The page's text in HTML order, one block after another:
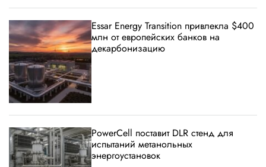
Essar Energy Transition привлекла $400
млн от европейских банков на
декарбонизацию
PowerCell поставит DLR стенд для
испытаний метанольных
энергоустановок